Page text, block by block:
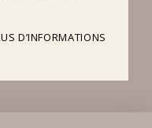
D’INFORMATIONS